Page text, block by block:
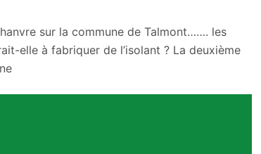
sur la commune de Talmont……. les
elle à fabriquer de l’isolant ? La deuxième